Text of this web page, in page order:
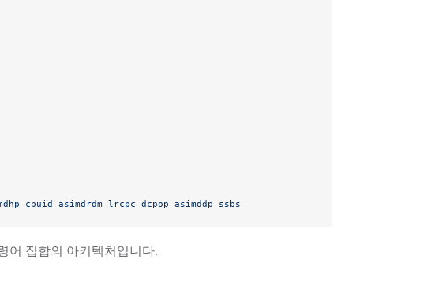
cpuid asimdrdm lrcpc dcpop asimddp ssbs
어 집합의 아키텍처입니다.